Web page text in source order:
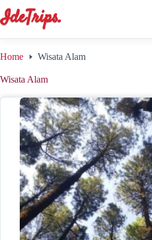
to
content
Home Wisata Alam
Wisata Alam